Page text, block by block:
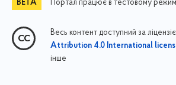
Портал працює в тестовому
Весь контент доступний за
Attribution 4.0 International
інше